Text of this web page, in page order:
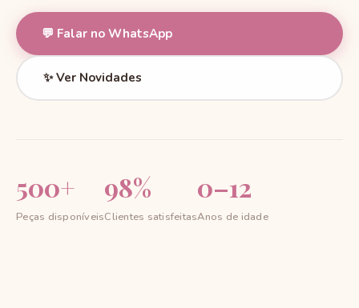
💬 Falar no WhatsApp
✨ Ver Novidades
500+
Peças disponíveis
98%
Clientes satisfeitas
0–12
Anos de idade